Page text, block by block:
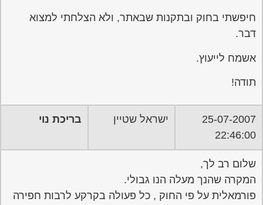
חיפשתי בחוק ובתקנות שבאתר, ולא הצלחתי למצוא
דבר.
אשמח לייעוץ.
תודה!
25-07-2007
22:46:00
ישראל שטיין בריכת נוי
שלום רב לך,
המקרה שהנך מעלה הנו גבולי.
פורמאלית על פי החוק , כל פעולה בקרקע לרבות חפירה